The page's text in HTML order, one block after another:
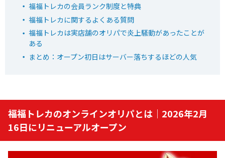
オリパワン
2周年大感謝祭イベント開催中！
初回限定LINEクーポン配布中！
新規限定でアド確5種が引ける
オリパワン公式サイトを見る
オリくじ
TVCM記念超還元イベント開幕！
LINEクーポンで最大90%OFF
福福トレカの会員ランク制度と特典
福福トレカに関するよくある質問
福福トレカは実店舗のオリパで炎上騒動があったことが
ある
まとめ：オープン初日はサーバー落ちするほどの人気
福福トレカのオンラインオリパとは｜2026年2月
16日にリニューアルオープン